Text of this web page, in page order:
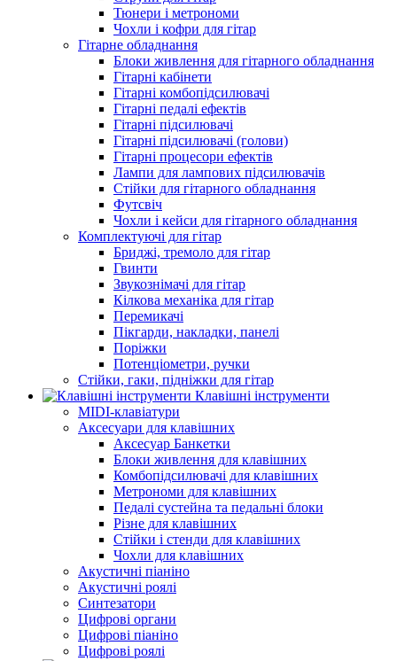
Тюнери і метрономи
Чохли і кофри для гітар
Гітарне обладнання
Блоки живлення для гітарного обладнання
Гітарні кабінети
Гітарні комбопідсилювачі
Гітарні педалі ефектів
Гітарні підсилювачі
Гітарні підсилювачі (голови)
Гітарні процесори ефектів
Лампи для лампових підсилювачів
Стійки для гітарного обладнання
Футсвіч
Чохли і кейси для гітарного обладнання
Комплектуючі для гітар
Бриджі, тремоло для гітар
Гвинти
Звукознімачі для гітар
Кілкова механіка для гітар
Перемикачі
Пікгарди, накладки, панелі
Поріжки
Потенціометри, ручки
Стійки, гаки, підніжки для гітар
Клавішні інструменти
MIDI-клавіатури
Аксесуари для клавішних
Аксесуар Банкетки
Блоки живлення для клавішних
Комбопідсилювачі для клавішних
Метрономи для клавішних
Педалі сустейна та педальні блоки
Різне для клавішних
Стійки і стенди для клавішних
Чохли для клавішних
Акустичні піаніно
Акустичні роялі
Синтезатори
Цифрові органи
Цифрові піаніно
Цифрові роялі